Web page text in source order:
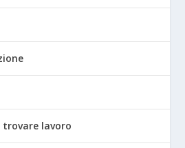
trovare lavoro